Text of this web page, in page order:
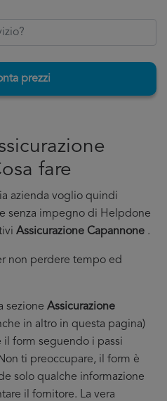
prezzi
fare
azienda voglio quindi
senza impegno di Helpdone
Assicurazione Capannone .
non perdere tempo ed
sezione Assicurazione
in altro in questa pagina)
form seguendo i passi
ti preoccupare, il form è
solo qualche informazione
il fornitore. La vera